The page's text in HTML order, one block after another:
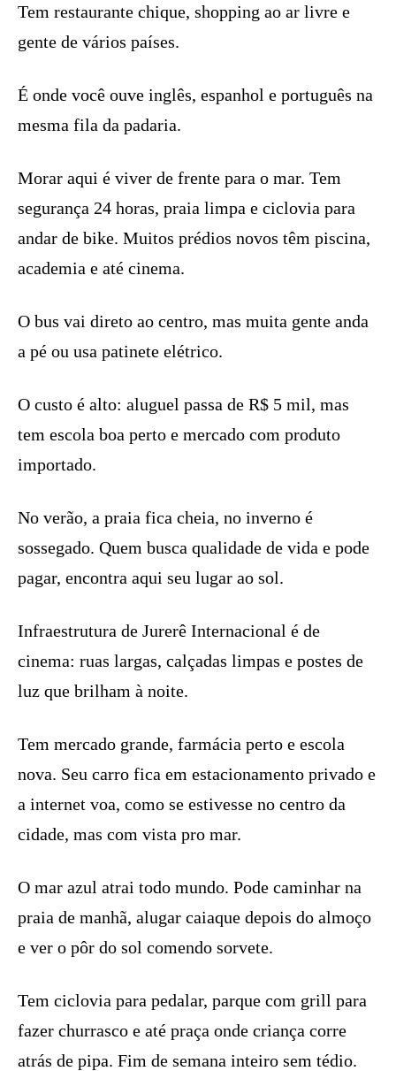
Tem restaurante chique, shopping ao ar livre e
gente de vários países.
É onde você ouve inglês, espanhol e português na
mesma fila da padaria.
Morar aqui é viver de frente para o mar. Tem
segurança 24 horas, praia limpa e ciclovia para
andar de bike. Muitos prédios novos têm piscina,
academia e até cinema.
O bus vai direto ao centro, mas muita gente anda
a pé ou usa patinete elétrico.
O custo é alto: aluguel passa de R$ 5 mil, mas
tem escola boa perto e mercado com produto
importado.
No verão, a praia fica cheia, no inverno é
sossegado. Quem busca qualidade de vida e pode
pagar, encontra aqui seu lugar ao sol.
Infraestrutura de Jurerê Internacional é de
cinema: ruas largas, calçadas limpas e postes de
luz que brilham à noite.
Tem mercado grande, farmácia perto e escola
nova. Seu carro fica em estacionamento privado e
a internet voa, como se estivesse no centro da
cidade, mas com vista pro mar.
O mar azul atrai todo mundo. Pode caminhar na
praia de manhã, alugar caiaque depois do almoço
e ver o pôr do sol comendo sorvete.
Tem ciclovia para pedalar, parque com grill para
fazer churrasco e até praça onde criança corre
atrás de pipa. Fim de semana inteiro sem tédio.